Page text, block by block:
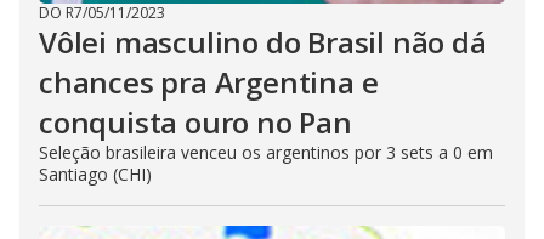
DO R7/05/11/2023
Vôlei masculino do Brasil não dá
chances pra Argentina e
conquista ouro no Pan
Seleção brasileira venceu os argentinos por 3 sets a 0 em
Santiago (CHI)